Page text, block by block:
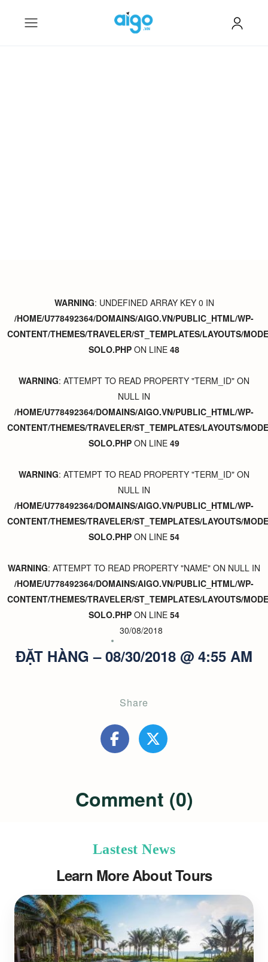
WARNING: UNDEFINED ARRAY KEY 0 IN
/HOME/U778492364/DOMAINS/AIGO.VN/PUBLIC_HTML/WP-
CONTENT/THEMES/TRAVELER/ST_TEMPLATES/LAYOUTS/
SOLO.PHP ON LINE 48
WARNING: ATTEMPT TO READ PROPERTY "TERM_ID" ON
NULL IN
/HOME/U778492364/DOMAINS/AIGO.VN/PUBLIC_HTML/WP-
CONTENT/THEMES/TRAVELER/ST_TEMPLATES/LAYOUTS/
SOLO.PHP ON LINE 49
WARNING: ATTEMPT TO READ PROPERTY "TERM_ID" ON
NULL IN
/HOME/U778492364/DOMAINS/AIGO.VN/PUBLIC_HTML/WP-
CONTENT/THEMES/TRAVELER/ST_TEMPLATES/LAYOUTS/
SOLO.PHP ON LINE 54
WARNING: ATTEMPT TO READ PROPERTY "NAME" ON NULL IN
/HOME/U778492364/DOMAINS/AIGO.VN/PUBLIC_HTML/WP-
CONTENT/THEMES/TRAVELER/ST_TEMPLATES/LAYOUTS/
SOLO.PHP ON LINE 54
30/08/2018
ĐẶT HÀNG – 08/30/2018 @ 4:55 AM
Share
Comment (0)
Lastest News
Learn More About Tours